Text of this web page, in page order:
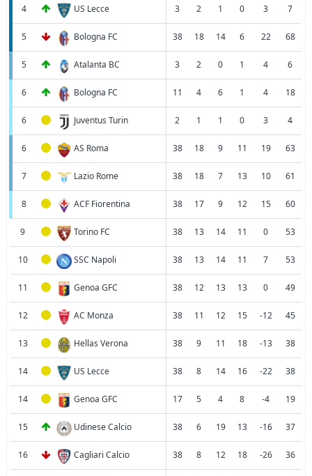
4 US Lecce 3 2 1 0 3 7
5 Bologna FC 38 18 14 6 22 68
5 Atalanta BC 3 2 0 1 4 6
6 Bologna FC 11 4 6 1 4 18
6 Juventus Turin 2 1 1 0 3 4
6 AS Roma 38 18 9 11 19 63
7 Lazio Rome 38 18 7 13 10 61
8 ACF Fiorentina 38 17 9 12 15 60
9 Torino FC 38 13 14 11 0 53
10 SSC Napoli 38 13 14 11 7 53
11 Genoa GFC 38 12 13 13 0 49
12 AC Monza 38 11 12 15 -12 45
13 Hellas Verona 38 9 11 18 -13 38
14 US Lecce 38 8 14 16 -22 38
14 Genoa GFC 17 5 4 8 -4 19
15 Udinese Calcio 38 6 19 13 -16 37
16 Cagliari Calcio 38 8 12 18 -26 36